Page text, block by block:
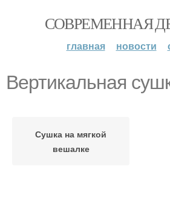
СОВРЕМЕННАЯ
главная новости
Вертикальная
Сушка на мягкой
вешалке